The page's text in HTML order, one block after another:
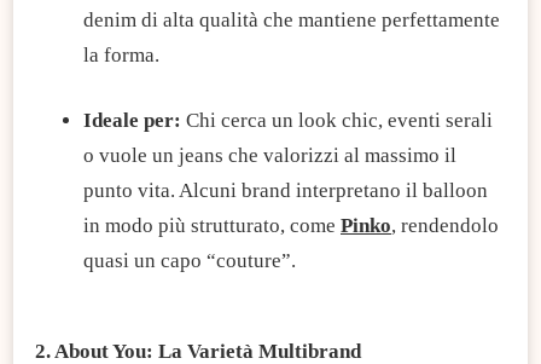
denim di alta qualità che mantiene perfettamente
la forma.
​Ideale per: Chi cerca un look chic, eventi serali
o vuole un jeans che valorizzi al massimo il
punto vita. Alcuni brand interpretano il balloon
in modo più strutturato, come Pinko, rendendolo
quasi un capo “couture”.
2. About You: La Varietà Multibrand